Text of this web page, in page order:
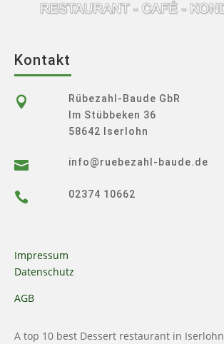
Kontakt

Rübezahl-Baude GbR
Im Stübbeken 36
58642 Iserlohn
 info@ruebezahl-baude.de
 02374 10662
Impressum
Datenschutz
AGB
A top 10 best Dessert restaurant in Iserlohn